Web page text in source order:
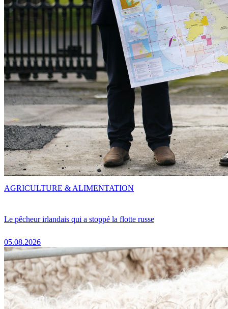
Le pêcheur irlandais qui a stoppé la flotte russe
05.08.2026
AGRICULTURE & ALIMENTATION